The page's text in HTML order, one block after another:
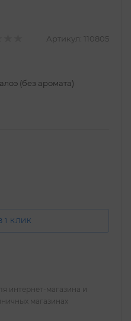
Артикул: 110805
(без аромата)
1 КЛИК
интернет-магазина и
магазинах